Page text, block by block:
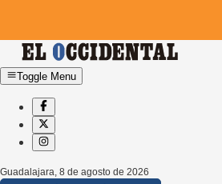
Toggle Menu
Guadalajara, 8 de agosto de 2026